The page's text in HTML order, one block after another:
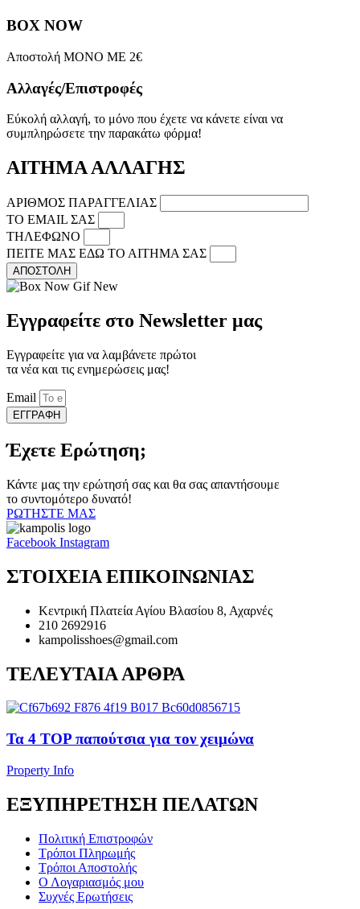
BOX NOW
Αποστολή ΜΟΝΟ ΜΕ 2€
Αλλαγές/Επιστροφές
Εύκολή αλλαγή, το μόνο που έχετε να κάνετε είναι να
συμπληρώσετε την παρακάτω φόρμα!
ΑΙΤΗΜΑ ΑΛΛΑΓΗΣ
ΑΡΙΘΜΟΣ ΠΑΡΑΓΓΕΛΙΑΣ
ΤΟ EMAIL ΣΑΣ
ΤΗΛΕΦΩΝΟ
ΠΕΙΤΕ ΜΑΣ ΕΔΩ ΤΟ ΑΙΤΗΜΑ ΣΑΣ
ΑΠΟΣΤΟΛΗ
Εγγραφείτε στο Newsletter μας
Εγγραφείτε για να λαμβάνετε πρώτοι
τα νέα και τις ενημερώσεις μας!
Email
ΕΓΓΡΑΦΗ
Έχετε Ερώτηση;
Κάντε μας την ερώτησή σας και θα σας απαντήσουμε
το συντομότερο δυνατό!
ΡΩΤΗΣΤΕ ΜΑΣ
Facebook Instagram
ΣΤΟΙΧΕΙΑ ΕΠΙΚΟΙΝΩΝΙΑΣ
Κεντρική Πλατεία Αγίου Βλασίου 8, Αχαρνές
210 2692916
kampolisshoes@gmail.com
ΤΕΛΕΥΤΑΙΑ ΑΡΘΡΑ
Τα 4 TOP παπούτσια για τον χειμώνα
Property Info
ΕΞΥΠΗΡΕΤΗΣΗ ΠΕΛΑΤΩΝ
Πολιτική Επιστροφών
Τρόποι Πληρωμής
Τρόποι Αποστολής
Ο Λογαριασμός μου
Συχνές Ερωτήσεις